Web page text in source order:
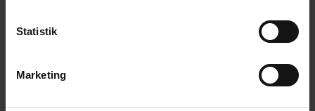
Statistik
Marketing